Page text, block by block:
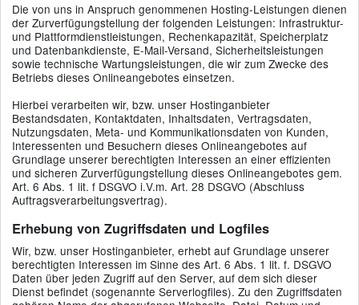
Die von uns in Anspruch genommenen Hosting-Leistungen dienen
der Zurverfügungstellung der folgenden Leistungen: Infrastruktur-
und Plattformdienstleistungen, Rechenkapazität, Speicherplatz
und Datenbankdienste, E-Mail-Versand, Sicherheitsleistungen
sowie technische Wartungsleistungen, die wir zum Zwecke des
Betriebs dieses Onlineangebotes einsetzen.
Hierbei verarbeiten wir, bzw. unser Hostinganbieter
Bestandsdaten, Kontaktdaten, Inhaltsdaten, Vertragsdaten,
Nutzungsdaten, Meta- und Kommunikationsdaten von Kunden,
Interessenten und Besuchern dieses Onlineangebotes auf
Grundlage unserer berechtigten Interessen an einer effizienten
und sicheren Zurverfügungstellung dieses Onlineangebotes gem.
Art. 6 Abs. 1 lit. f DSGVO i.V.m. Art. 28 DSGVO (Abschluss
Auftragsverarbeitungsvertrag).
Erhebung von Zugriffsdaten und Logfiles
Wir, bzw. unser Hostinganbieter, erhebt auf Grundlage unserer
berechtigten Interessen im Sinne des Art. 6 Abs. 1 lit. f. DSGVO
Daten über jeden Zugriff auf den Server, auf dem sich dieser
Dienst befindet (sogenannte Serverlogfiles). Zu den Zugriffsdaten